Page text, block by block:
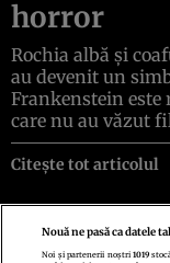
horror
Rochia albă și
au devenit un
Frankenstein este
care nu au văzut
Citește tot articolul
Nouă ne pasă ca datele
Noi și partenerii noștri1019